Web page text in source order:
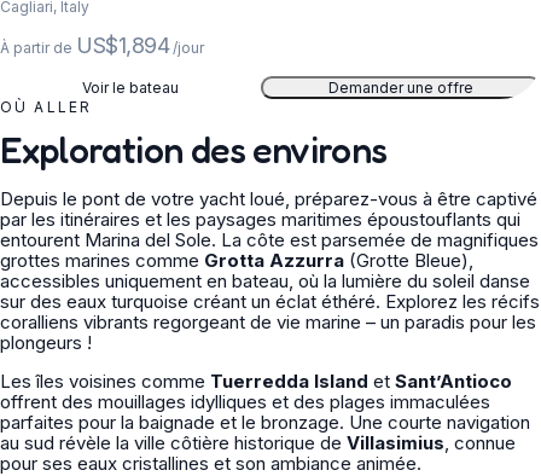
Cagliari, Italy
À partir de US$1,894 /jour
Voir le bateau
Demander une offre
OÙ ALLER
Exploration des environs
Depuis le pont de votre yacht loué, préparez-vous à être captivé
par les itinéraires et les paysages maritimes époustouflants qui
entourent Marina del Sole. La côte est parsemée de magnifiques
grottes marines comme Grotta Azzurra (Grotte Bleue),
accessibles uniquement en bateau, où la lumière du soleil danse
sur des eaux turquoise créant un éclat éthéré. Explorez les récifs
coralliens vibrants regorgeant de vie marine – un paradis pour les
plongeurs !
Les îles voisines comme Tuerredda Island et Sant’Antioco
offrent des mouillages idylliques et des plages immaculées
parfaites pour la baignade et le bronzage. Une courte navigation
au sud révèle la ville côtière historique de Villasimius, connue
pour ses eaux cristallines et son ambiance animée.